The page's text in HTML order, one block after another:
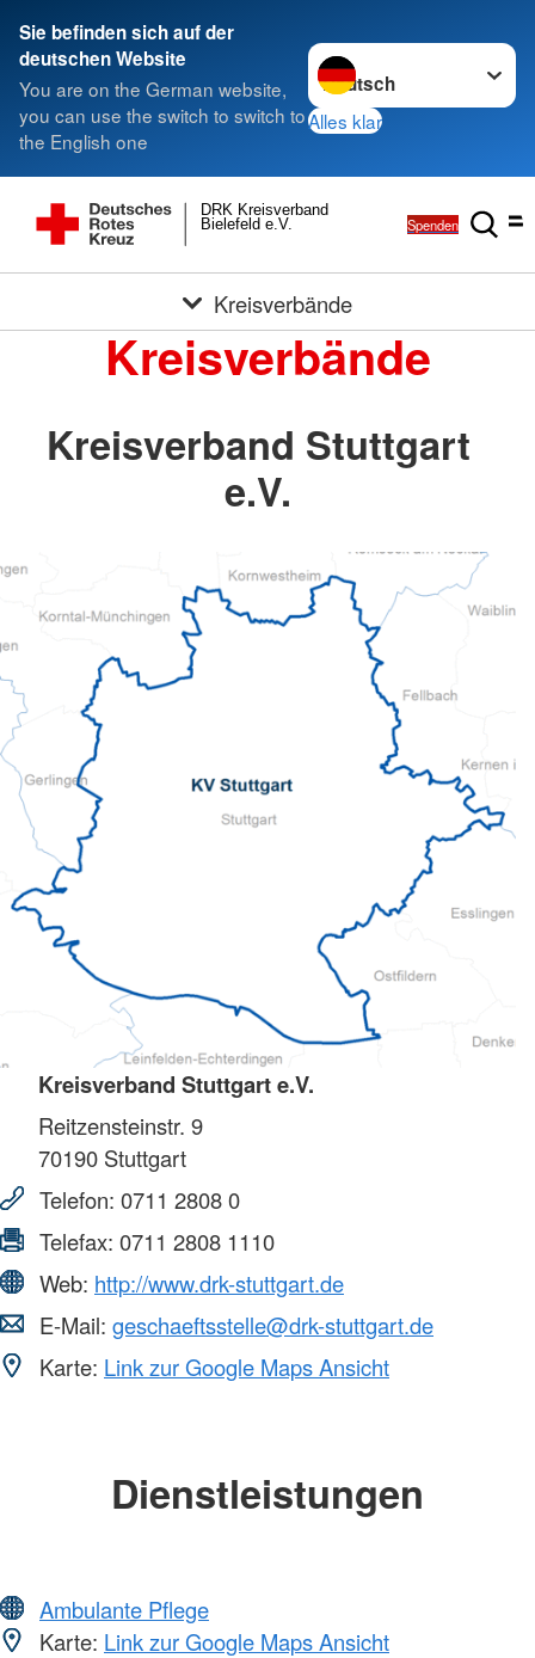
Sie befinden sich auf der
deutschen Website
You are on the German website,
you can use the switch to switch to
the English one
Sprache wechseln zu
Alles klar
Bielefeld e.V.
DRK Kreisverband
Spenden
Kreisverbände
Kreisverbände
Kreisverband Stuttgart
e.V.
Kreisverband Stuttgart e.V.
Reitzensteinstr. 9
70190 Stuttgart
Telefon: 0711 2808 0
Telefax: 0711 2808 1110
Web: http://www.drk-stuttgart.de
E-Mail: geschaeftsstelle@drk-stuttgart.de
Karte: Link zur Google Maps Ansicht
Dienstleistungen
Ambulante Pflege
Karte: Link zur Google Maps Ansicht